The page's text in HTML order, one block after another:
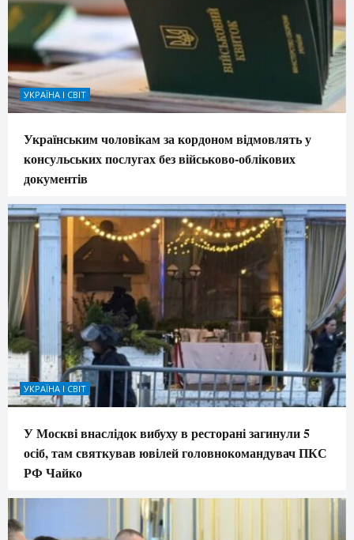
УКРАЇНА І СВІТ
Українським чоловікам за кордоном відмовлять у
консульських послугах без військово-облікових
документів
УКРАЇНА І СВІТ
У Москві внаслідок вибуху в ресторані загинули 5
осіб, там святкував ювілей головнокомандувач ПКС
РФ Чайко